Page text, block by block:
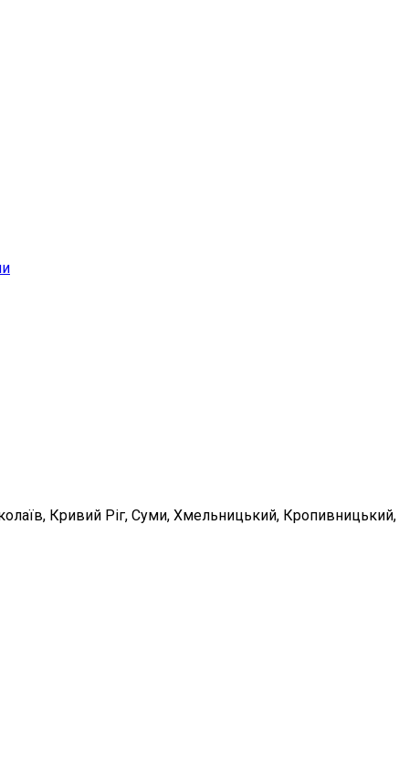
Кривий Ріг, Суми, Хмельницький, Кропивницький,